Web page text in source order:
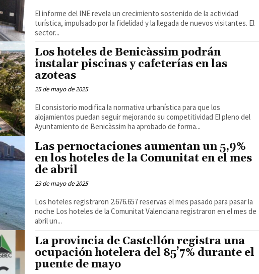
El informe del INE revela un crecimiento sostenido de la actividad
turística, impulsado por la fidelidad y la llegada de nuevos visitantes. El
sector...
Los hoteles de Benicàssim podrán
instalar piscinas y cafeterías en las
azoteas
25 de mayo de 2025
El consistorio modifica la normativa urbanística para que los
alojamientos puedan seguir mejorando su competitividad El pleno del
Ayuntamiento de Benicàssim ha aprobado de forma...
Las pernoctaciones aumentan un 5,9%
en los hoteles de la Comunitat en el mes
de abril
23 de mayo de 2025
Los hoteles registraron 2.676.657 reservas el mes pasado para pasar la
noche Los hoteles de la Comunitat Valenciana registraron en el mes de
abril un...
La provincia de Castellón registra una
ocupación hotelera del 85’7% durante el
puente de mayo